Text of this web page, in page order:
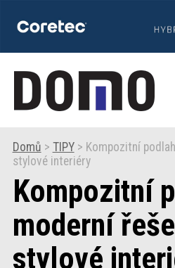
TIPY
Zprávy
Praxe
Fotogalerie
Produkty
Domů > TIPY> Kompozitní
stylové interiéry
Kompozitní
moderní
stylové